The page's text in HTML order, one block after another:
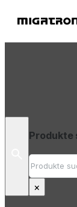
Produkte
Suche
×